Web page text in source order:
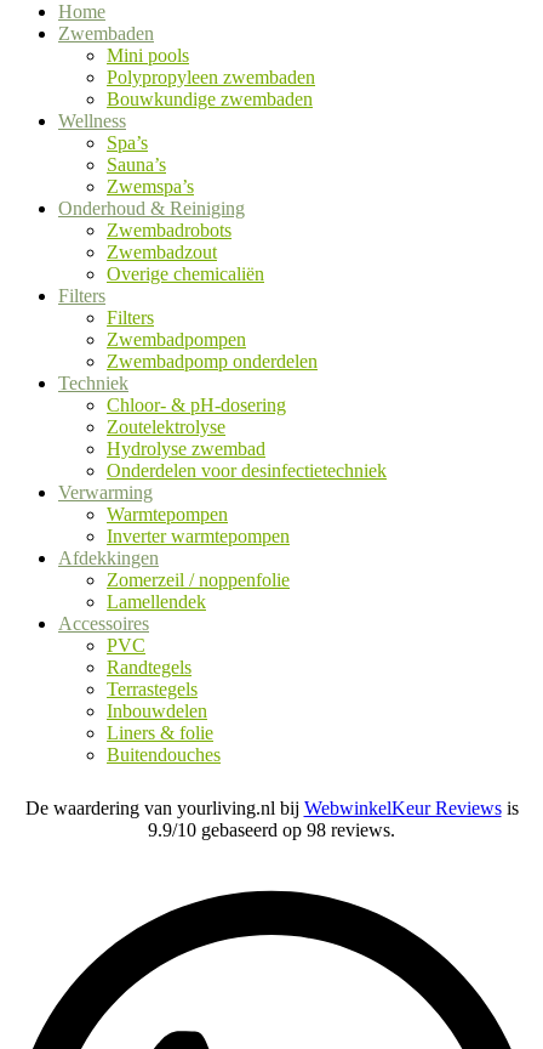
Home
Zwembaden
Mini pools
Polypropyleen zwembaden
Bouwkundige zwembaden
Wellness
Spa’s
Sauna’s
Zwemspa’s
Onderhoud & Reiniging
Zwembadrobots
Zwembadzout
Overige chemicaliën
Filters
Filters
Zwembadpompen
Zwembadpomp onderdelen
Techniek
Chloor- & pH-dosering
Zoutelektrolyse
Hydrolyse zwembad
Onderdelen voor desinfectietechniek
Verwarming
Warmtepompen
Inverter warmtepompen
Afdekkingen
Zomerzeil / noppenfolie
Lamellendek
Accessoires
PVC
Randtegels
Terrastegels
Inbouwdelen
Liners & folie
Buitendouches
De waardering van yourliving.nl bij WebwinkelKeur Reviewsis
9.9/10 gebaseerd op 98 reviews.